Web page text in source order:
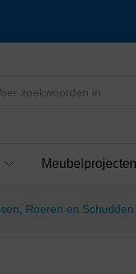
Meubelprojecten
Roeren en Schudden